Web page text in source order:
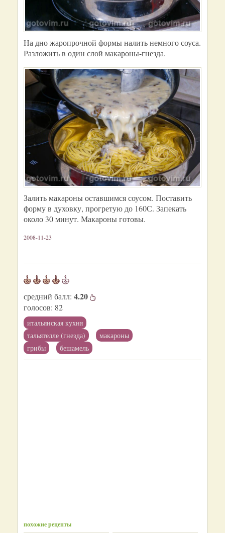
На дно жаропрочной формы налить немного соуса.
Разложить в один слой макароны-гнезда.
Залить макароны оставшимся соусом. Поставить
форму в духовку, прогретую до 160С. Запекать
около 30 минут. Макароны готовы.
2008-11-23
средний балл: 4.20
голосов: 82
итальянская кухня
тальятелле (гнезда)
макароны
грибы
бешамель
похожие рецепты